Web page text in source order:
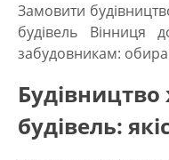
Замовити
будівель Вінниця
забудовникам:
будівель: